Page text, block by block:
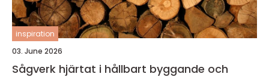
inspiration
03. June 2026
Sågverk hjärtat i hållbart byggande och